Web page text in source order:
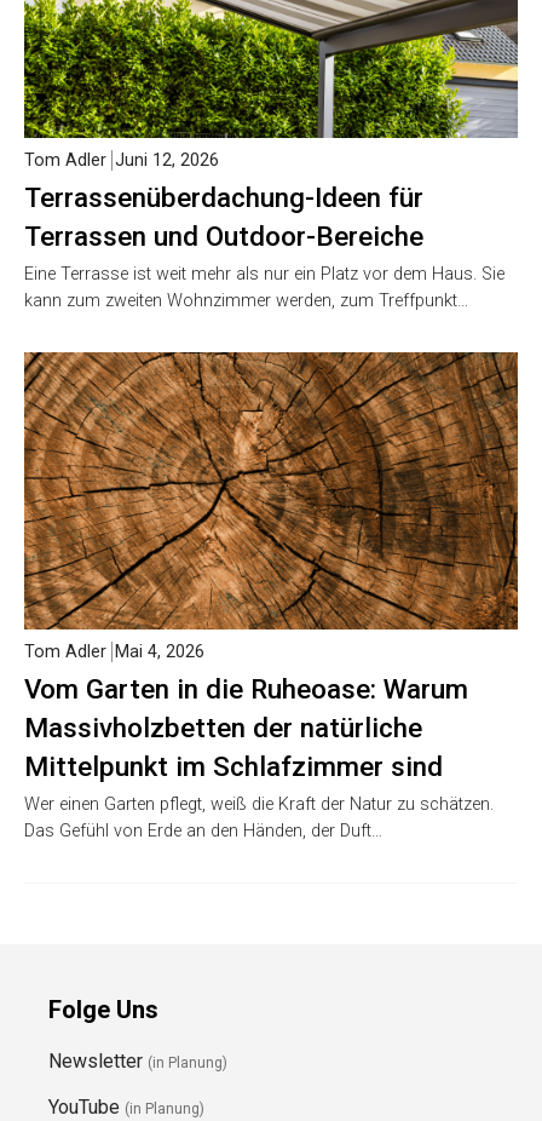
Terrassenüberdachung-Ideen für
Terrassen und Outdoor-Bereiche
Tom Adler Juni 12, 2026
Eine Terrasse ist weit mehr als nur ein Platz vor dem Haus. Sie
kann zum zweiten Wohnzimmer werden, zum Treffpunkt…
Vom Garten in die Ruheoase: Warum
Massivholzbetten der natürliche
Mittelpunkt im Schlafzimmer sind
Tom Adler Mai 4, 2026
Wer einen Garten pflegt, weiß die Kraft der Natur zu schätzen.
Das Gefühl von Erde an den Händen, der Duft…
Folge Uns
Newsletter (in Planung)
YouTube (in Planung)